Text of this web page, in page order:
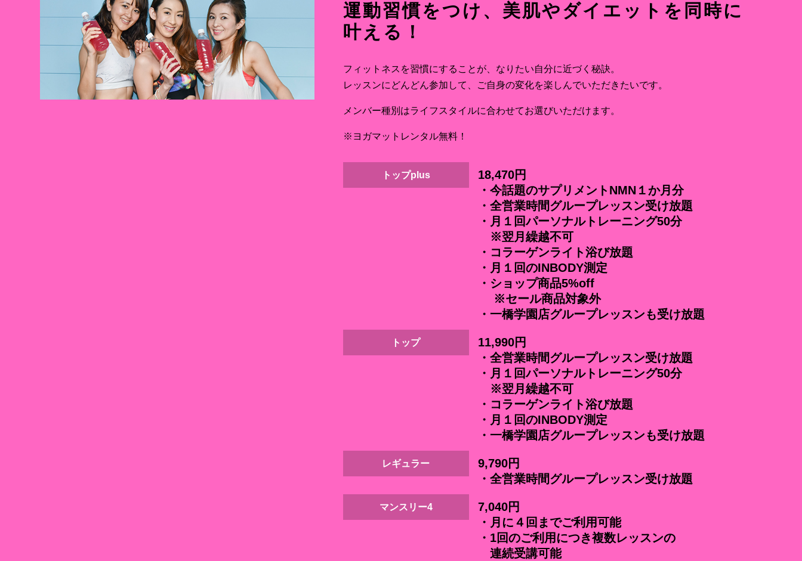
運動習慣をつけ、美肌やダイエットを同時に
叶える！
フィットネスを習慣にすることが、なりたい自分に近づく秘訣。
レッスンにどんどん参加して、ご自身の変化を楽しんでいただきたいです。
メンバー種別はライフスタイルに合わせてお選びいただけます。
※ヨガマットレンタル無料！
トップplus
18,470円
・今話題のサプリメントNMN１か月分
・全営業時間グループレッスン受け放題
・月１回パーソナルトレーニング50分
※翌月繰越不可
・コラーゲンライト浴び放題
・月１回のINBODY測定
・ショップ商品5%off
※セール商品対象外
・一橋学園店グループレッスンも受け放題
トップ
11,990円
・全営業時間グループレッスン受け放題
・月１回パーソナルトレーニング50分
※翌月繰越不可
・コラーゲンライト浴び放題
・月１回のINBODY測定
・一橋学園店グループレッスンも受け放題
レギュラー
9,790円
・全営業時間グループレッスン受け放題
マンスリー4
7,040円
・月に４回までご利用可能
・1回のご利用につき複数レッスンの
連続受講可能